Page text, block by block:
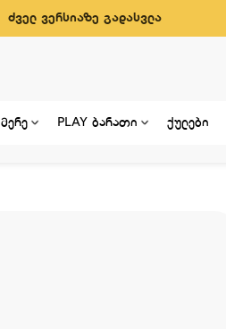
ძველ ვერსიაზე გადასვლა
მერე PLAY ბარათი ქულები